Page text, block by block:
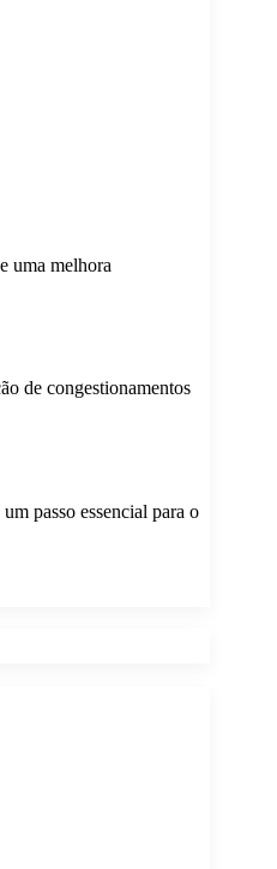
uma melhora
de congestionamentos
passo essencial para o